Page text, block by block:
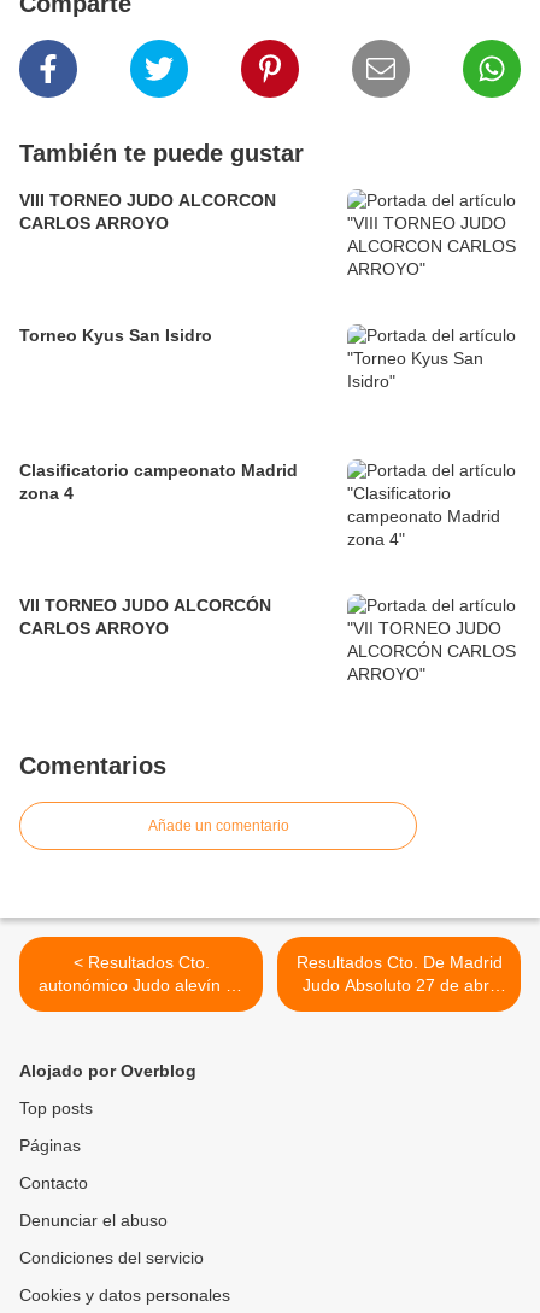
También te puede gustar
VIII TORNEO JUDO ALCORCON
CARLOS ARROYO
Torneo Kyus San Isidro
Clasificatorio campeonato Madrid
zona 4
VII TORNEO JUDO ALCORCÓN
CARLOS ARROYO
Comentarios
Añade un comentario
< Resultados Cto.
autonómico Judo alevín de
Madrid
Resultados Cto. De Madrid
Judo Absoluto 27 de abril
2013 >
Alojado por Overblog
Top posts
Páginas
Contacto
Denunciar el abuso
Condiciones del servicio
Cookies y datos personales